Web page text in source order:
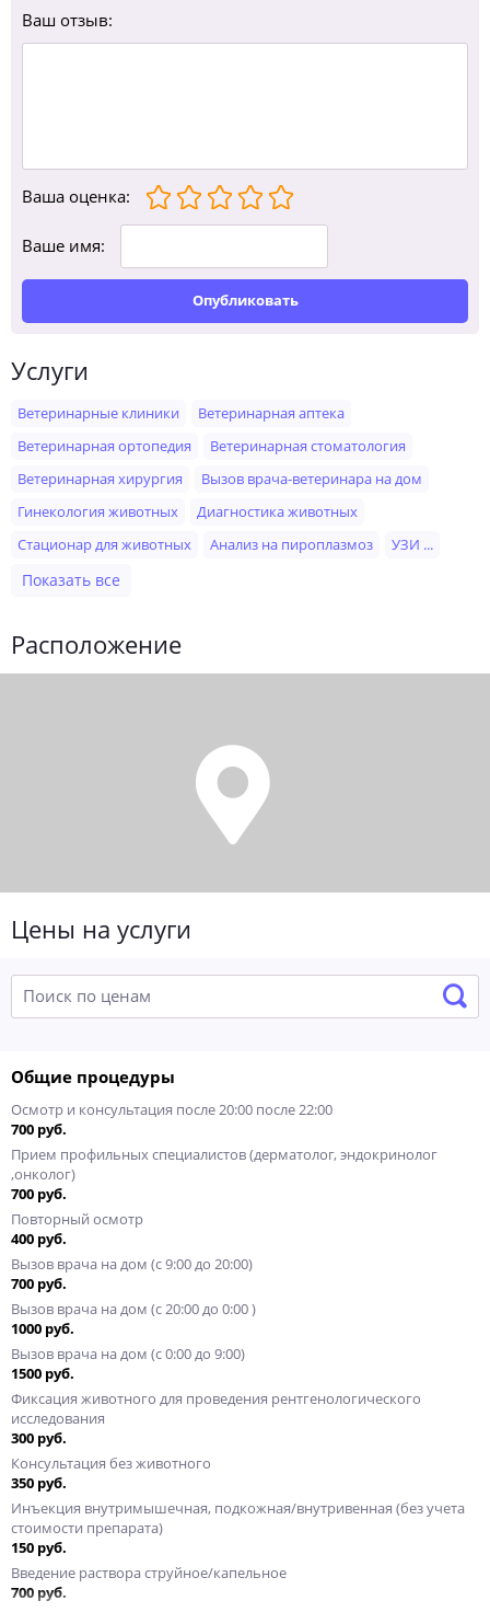
Ваш отзыв:
Ваша оценка:
Ваше имя:
Опубликовать
Услуги
Ветеринарные клиники
Ветеринарная аптека
Ветеринарная ортопедия
Ветеринарная стоматология
Ветеринарная хирургия
Вызов врача-ветеринара на дом
Гинекология животных
Диагностика животных
Стационар для животных
Анализ на пироплазмоз УЗИ ...
Показать все
Расположение
Цены на услуги
Общие процедуры
Осмотр и консультация после 20:00 после 22:00
700 руб.
Прием профильных специалистов (дерматолог, эндокринолог
,онколог)
700 руб.
Повторный осмотр
400 руб.
Вызов врача на дом (с 9:00 до 20:00)
700 руб.
Вызов врача на дом (с 20:00 до 0:00 )
1000 руб.
Вызов врача на дом (c 0:00 до 9:00)
1500 руб.
Фиксация животного для проведения рентгенологического
исследования
300 руб.
Консультация без животного
350 руб.
Инъекция внутримышечная, подкожная/внутривенная (без учета
стоимости препарата)
150 руб.
Введение раствора струйное/капельное
700 руб.